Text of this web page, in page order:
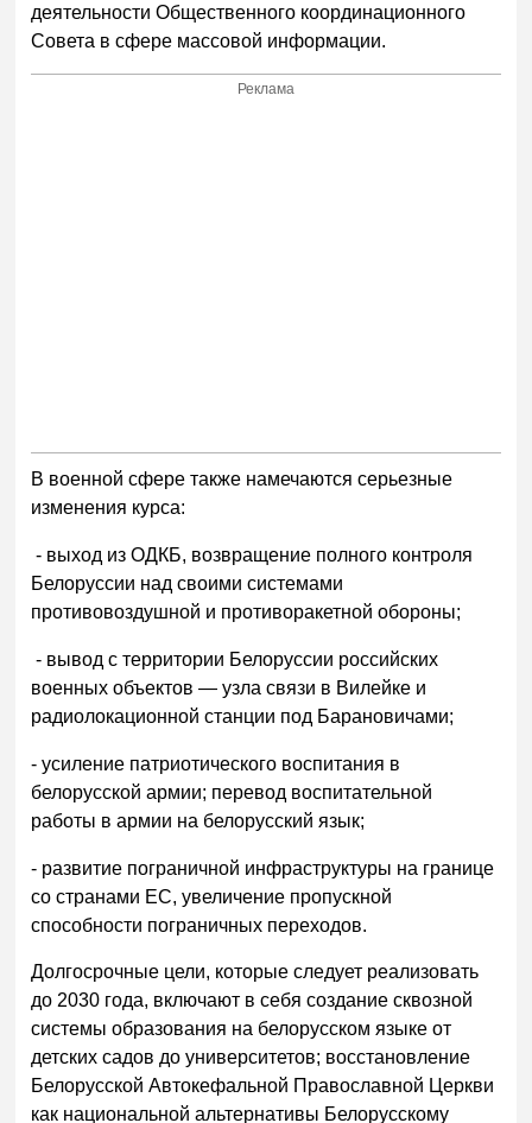
деятельности Общественного координационного
Совета в сфере массовой информации.
Реклама
В военной сфере также намечаются серьезные
изменения курса:
- выход из ОДКБ, возвращение полного контроля
Белоруссии над своими системами
противовоздушной и противоракетной обороны;
- вывод с территории Белоруссии российских
военных объектов — узла связи в Вилейке и
радиолокационной станции под Барановичами;
- усиление патриотического воспитания в
белорусской армии; перевод воспитательной
работы в армии на белорусский язык;
- развитие пограничной инфраструктуры на границе
со странами ЕС, увеличение пропускной
способности пограничных переходов.
Долгосрочные цели, которые следует реализовать
до 2030 года, включают в себя создание сквозной
системы образования на белорусском языке от
детских садов до университетов; восстановление
Белорусской Автокефальной Православной Церкви
как национальной альтернативы Белорусскому